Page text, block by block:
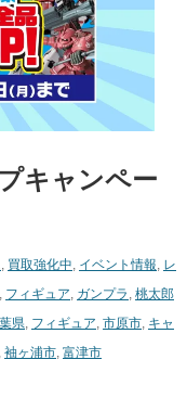
キャンペー
買取強化中 イベント情報 レ
フィギュア ガンプラ 桃太郎
県 フィギュア 市原市 キャ
袖ヶ浦市 富津市